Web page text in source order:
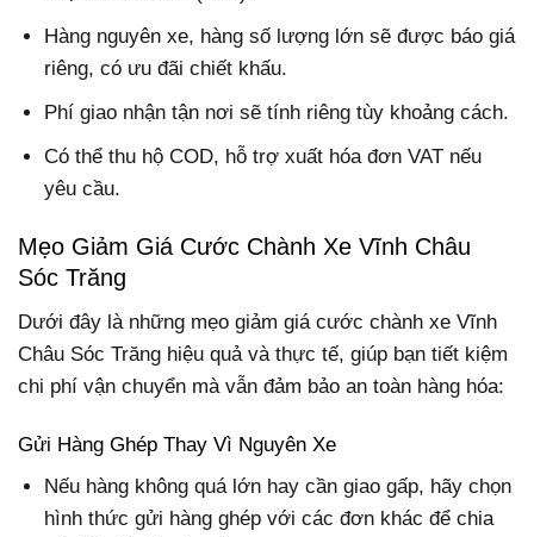
Hàng nguyên xe, hàng số lượng lớn sẽ được báo giá
riêng, có ưu đãi chiết khấu.
Phí giao nhận tận nơi sẽ tính riêng tùy khoảng cách.
Có thể thu hộ COD, hỗ trợ xuất hóa đơn VAT nếu
yêu cầu.
Mẹo Giảm Giá Cước Chành Xe Vĩnh Châu
Sóc Trăng
Dưới đây là những mẹo giảm giá cước chành xe Vĩnh
Châu Sóc Trăng hiệu quả và thực tế, giúp bạn tiết kiệm
chi phí vận chuyển mà vẫn đảm bảo an toàn hàng hóa:
Gửi Hàng Ghép Thay Vì Nguyên Xe
Nếu hàng không quá lớn hay cần giao gấp, hãy chọn
hình thức gửi hàng ghép với các đơn khác để chia